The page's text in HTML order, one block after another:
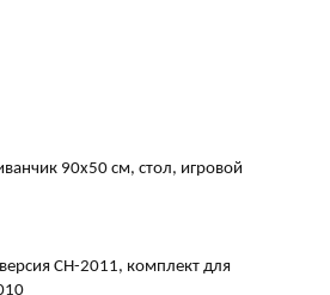
90x50 см, стол, игровой
CH-2011, комплект для